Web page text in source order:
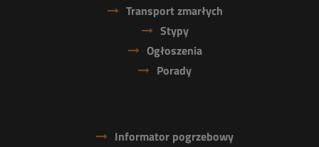
Transport zmarłych
Stypy
Ogłoszenia
Porady
Informator pogrzebowy